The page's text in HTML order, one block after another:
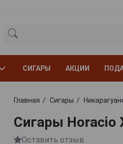
СИГАРЫ АКЦИИ
Главная Сигары
Сигары Horacio
Оставить отзыв